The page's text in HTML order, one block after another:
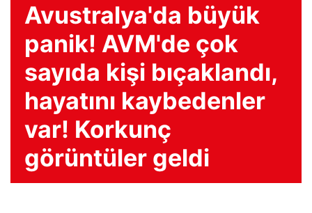
Avustralya'da büyük
panik! AVM'de çok
sayıda kişi bıçaklandı,
hayatını kaybedenler
var! Korkunç
görüntüler geldi